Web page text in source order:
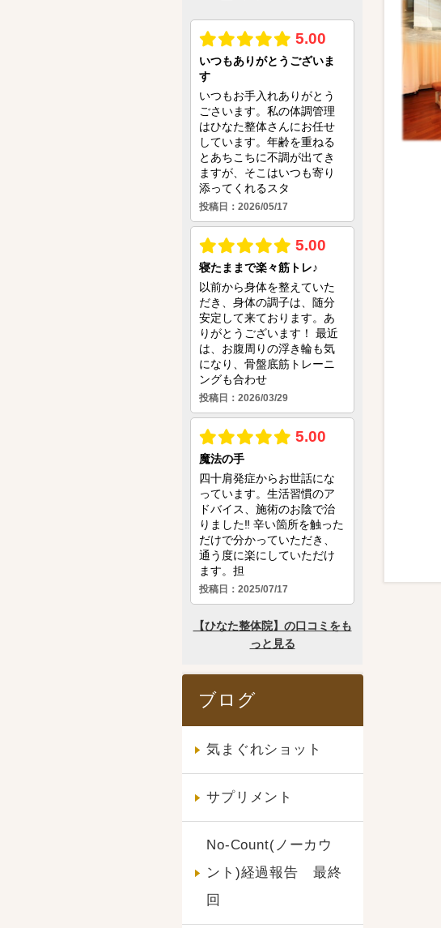
ブログ
気まぐれショット
サプリメント
No-Count(ノーカウ
ント)経過報告 最終
回